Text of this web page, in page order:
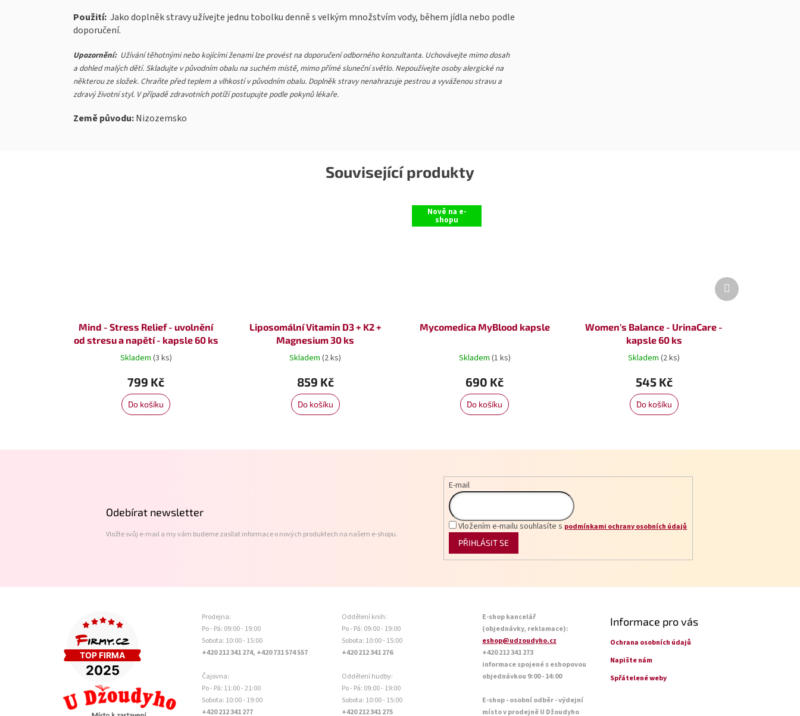
Související produkty
Mind - Stress Relief - uvolnění
od stresu a napětí - kapsle 60 ks
Skladem (3 ks)
799 Kč
Do košíku
Liposomální Vitamin D3 + K2 +
Magnesium 30 ks
Skladem(2 ks)
859 Kč
Do košíku
Nově na e-
shopu
Mycomedica MyBlood kapsle
Skladem (1 ks)
690 Kč
Do košíku
Women's Balance - UrinaCare -
kapsle 60 ks
Skladem(2 ks)
545 Kč
Do košíku
Další
produkt
Použití: Jako doplněk stravy užívejte jednu tobolku denně s velkým množstvím vody, během jídla nebo podle
doporučení.
Upozornění:Užívání těhotnými nebo kojícími ženami lze provést na doporučení odborného konzultanta. Uchovávejte mimo dosah
a dohled malých dětí. Skladujte v původním obalu na suchém místě, mimo přímé sluneční světlo. Nepoužívejte osoby alergické na
některou ze složek. Chraňte před teplem a vlhkostí v původním obalu. Doplněk stravy nenahrazuje pestrou a vyváženou stravu a
zdravý životní styl. V případě zdravotních potíží postupujte podle pokynů lékaře.
Země původu:Nizozemsko
Odebírat newsletter
Vložte svůj e-mail a my vám budeme zasílat informace o nových produktech na našem e-shopu.
E-mail
Vložením e-mailu souhlasíte s podmínkami ochrany osobních údajů
PŘIHLÁSIT SE
Prodejna:
Po - Pá: 09:00 - 19:00
Sobota: 10:00 - 15:00
+420 212 341 274, +420 731 574 557
Čajovna:
Po - Pá: 11:00 - 21:00
Sobota: 10:00 - 19:00
+420 212 341 277
Oddělení knih:
Po - Pá: 09:00 - 19:00
Sobota: 10:00 - 15:00
+420 212 341 276
Oddělení hudby:
Po - Pá: 09:00 - 19:00
Sobota: 10:00 - 15:00
+420 212 341 275
E-shop kancelář
(objednávky, reklamace):
eshop@udzoudyho.cz
+420 212 341 273
informace spojené s eshopovou
objednávkou 9:00 - 14:00
E-shop - osobní odběr - výdejní
místo v prodejně U Džoudyho
Informace pro vás
Ochrana osobních údajů
Napište nám
Spřátelené weby